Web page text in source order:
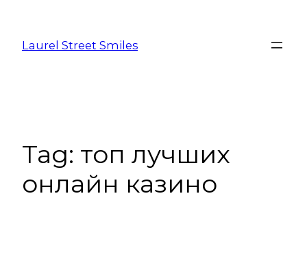
Laurel Street Smiles
Tag: топ лучших
онлайн казино